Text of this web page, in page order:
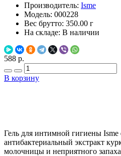
Производитель: Isme
Модель: 000228
Вес брутто: 350.00 г
На складе: В наличии
588 р.
В корзину
Гель для интимной гигиены
антибактериальный экстракт
молочницы и неприятного